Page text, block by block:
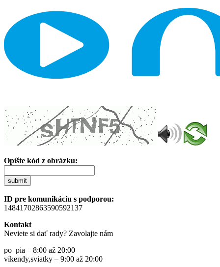
Opíšte kód z obrázku:
submit
ID pre komunikáciu s podporou:
14841702863590592137
Kontakt
Neviete si dať rady? Zavolajte nám
po–pia – 8:00 až 20:00
víkendy,sviatky – 9:00 až 20:00